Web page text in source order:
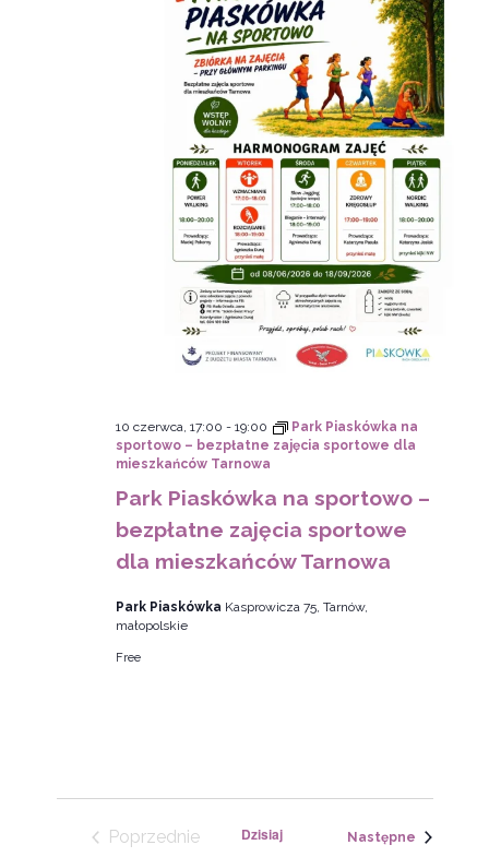
10 czerwca, 17:00 - 19:00
Park Piaskówka na
sportowo – bezpłatne zajęcia sportowe dla
mieszkańców Tarnowa
Park Piaskówka na sportowo –
bezpłatne zajęcia sportowe
dla mieszkańców Tarnowa
Park Piaskówka Kasprowicza 75, Tarnów,
małopolskie
Free
Poprzednie
Dzisiaj Następne